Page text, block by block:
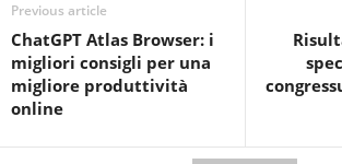
Previous article
ChatGPT Atlas Browser: i
migliori consigli per una
migliore produttività
online